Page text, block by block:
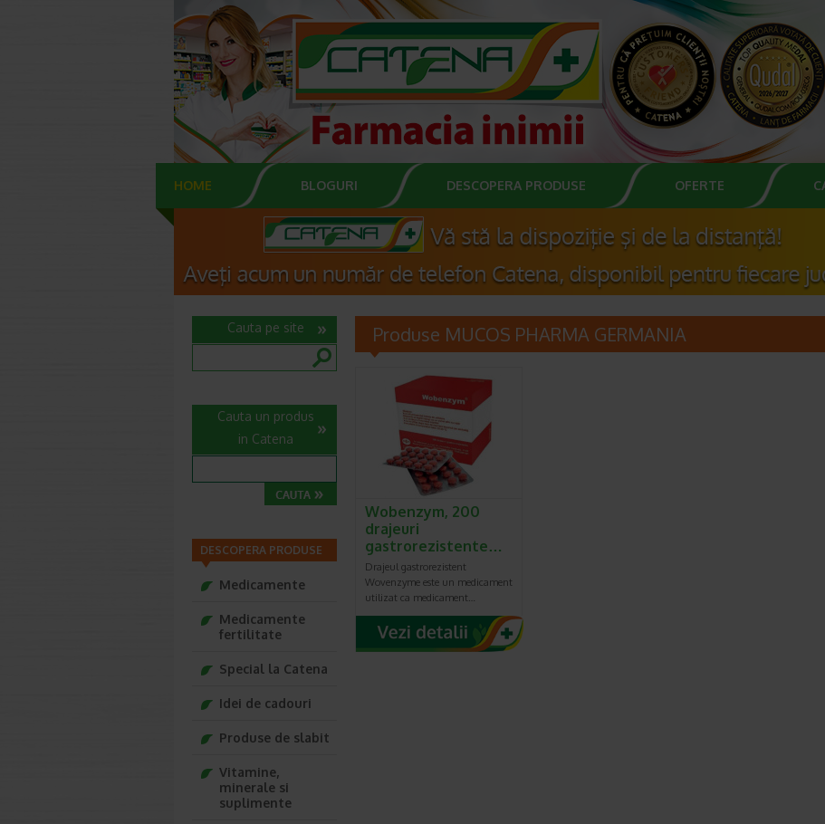
HOME BLOGURI DESCOPERA PRODUSE OFERTE
Produse MUCOS PHARMA GERMANIA
Wobenzym, 200
drajeuri
gastrorezistente…
Drajeul gastrorezistent
Wovenzyme este un medicament
utilizat ca medicament…
Cauta pe site
Cauta un produs
in Catena
DESCOPERA PRODUSE
Medicamente
Medicamente
fertilitate
Special la Catena
Idei de cadouri
Produse de slabit
Vitamine,
minerale si
suplimente